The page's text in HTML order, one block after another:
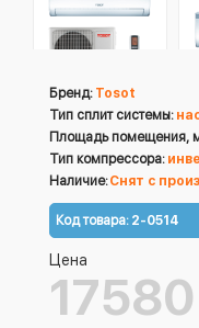
Бренд: Tosot
Тип сплит системы:
Площадь помещения,
Тип компрессора:
Наличие:Снят с
Код товара: 2-0514
Цена
17580